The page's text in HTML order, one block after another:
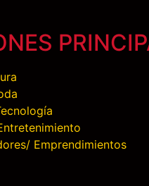
Emprendimientos